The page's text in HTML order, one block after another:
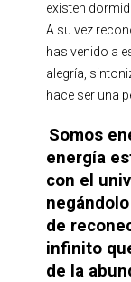
existen
A su vez
has venido a
alegría,
hace ser una
Somos
energía
con el
de
infinito
de la